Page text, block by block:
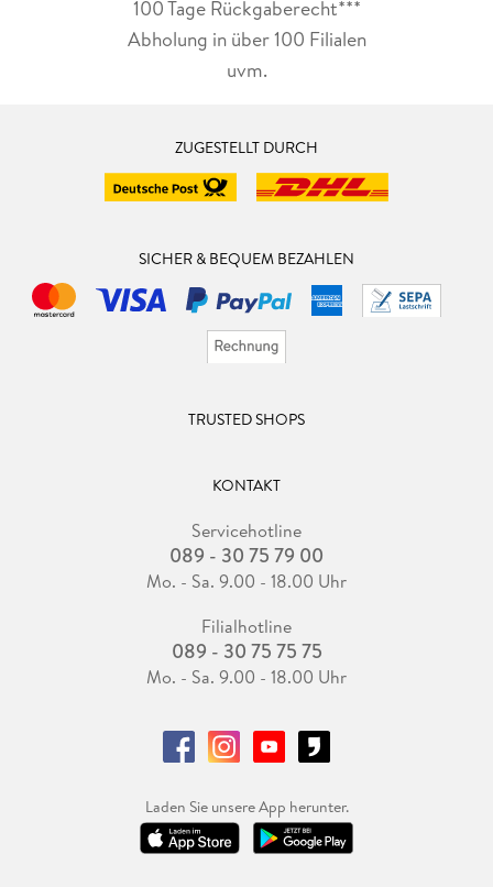
100 Tage Rückgaberecht***
Abholung in über 100 Filialen
uvm.
ZUGESTELLT DURCH
SICHER & BEQUEM BEZAHLEN
TRUSTED SHOPS
KONTAKT
Servicehotline
089 - 30 75 79 00
Mo. - Sa. 9.00 - 18.00 Uhr
Filialhotline
089 - 30 75 75 75
Mo. - Sa. 9.00 - 18.00 Uhr
Laden Sie unsere App herunter.